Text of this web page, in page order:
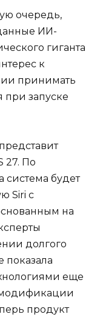
очередь,
ИИ-
гиганта
к
принимать
запуске
27. По
система будет
Siri с
на
долгого
еще
модификации
продукт